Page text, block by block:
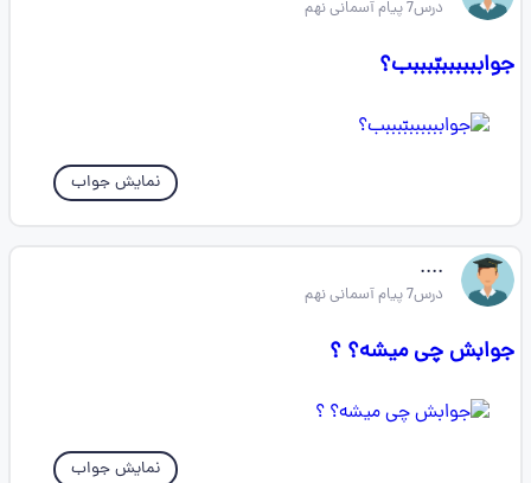
درس7 پیام آسمانی نهم
جوابببببببّبببب؟
نمایش جواب
....
درس7 پیام آسمانی نهم
جوابش چی میشه؟ ؟
نمایش جواب